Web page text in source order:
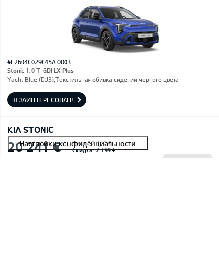
#E2604C029C45A 0003
Stonic 1,0 T-GDI LX Plus
Yacht Blue (DU3),Текстильная обивка сидений черного цвета
Я ЗАИНТЕРЕСОВАН!
KIA STONIC
20 241 € Цена: 22 440 €
Скидка: 2 199 €
ETA: 30.08.2026